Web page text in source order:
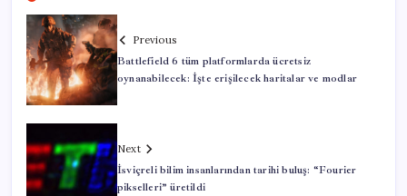
Previous
Battlefield 6 tüm platformlarda ücretsiz
oynanabilecek: İşte erişilecek haritalar ve modlar
Next
İsviçreli bilim insanlarından tarihi buluş: “Fourier
pikselleri” üretildi